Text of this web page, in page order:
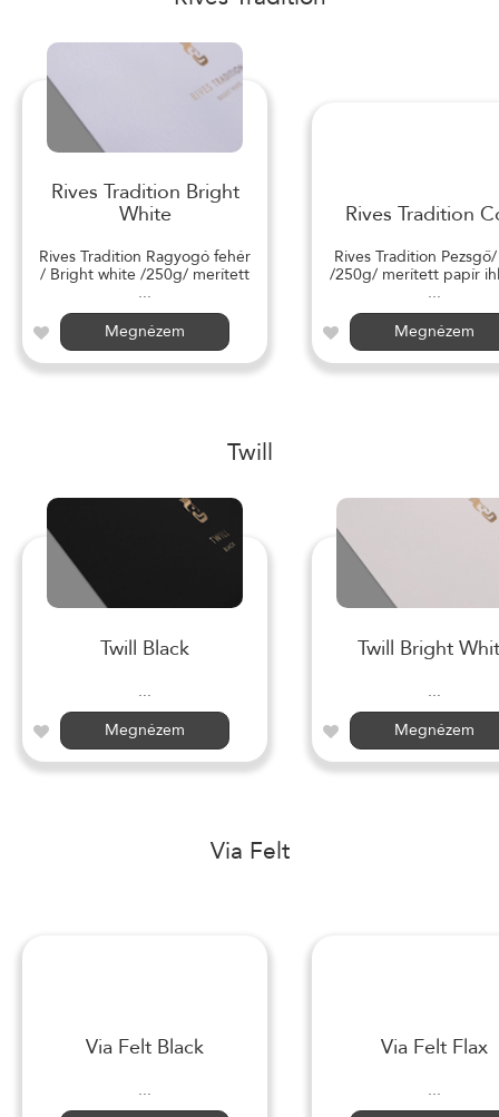
Rives Tradition Bright
White
Rives Tradition Ragyogó fehér
/ Bright white /250g/ merített
...
Megnézem
Rives Tradition
Rives Tradition
/250g/ merített papír
...
Megnézem
Twill
Twill Black
...
Megnézem
Twill Bright
...
Megnézem
Via Felt
Via Felt Black
...
Via Felt Flax
...